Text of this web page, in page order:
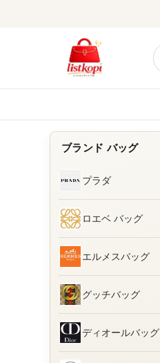
ブランド バッグ
プラダ
ロエベ バッグ
エルメスバッグ
グッチバッグ
ディオールバッグ